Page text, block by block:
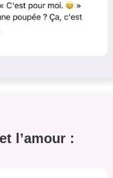
l’amour :